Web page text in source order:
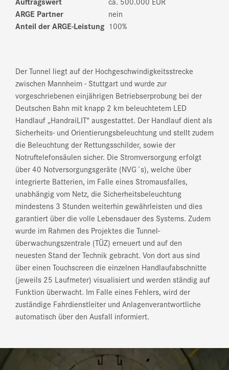
ARGE Partner
nein
Anteil der ARGE-Leistung 100%
Der Tunnel liegt auf der Hochgeschwindigkeitsstrecke
zwischen Mannheim - Stuttgart und wurde zur
vorgeschriebenen einjährigen Betriebserprobung bei der
Deutschen Bahn mit knapp 2 km beleuchtetem LED
Handlauf „HandraiLIT“ ausgestattet. Der Handlauf dient als
Sicherheits- und Orientierungsbeleuchtung und stellt zudem
die Beleuchtung der Rettungsschilder, sowie der
Notruftelefonsäulen sicher. Die Stromversorgung erfolgt
über 40 Notversorgungsgeräte (NVG´s), welche über
integrierte Batterien, im Falle eines Stromausfalles,
unabhängig vom Netz, die Sicherheitsbeleuchtung
mindestens 3 Stunden weiterhin gewährleisten und dies
garantiert über die volle Lebensdauer des Systems. Zudem
wurde im Rahmen des Projektes die Tunnel-
überwachungszentrale (TÜZ) erneuert und auf den
neuesten Stand der Technik gebracht. Von dort aus sind
über einen Touchscreen die einzelnen Handlaufabschnitte
(jeweils 25 Laufmeter) visualisiert und werden ständig auf
Funktion überwacht. Im Falle eines Fehlers, wird der
zuständige Fahrdienstleiter und Anlagenverantwortliche
automatisch über den Ausfall informiert.